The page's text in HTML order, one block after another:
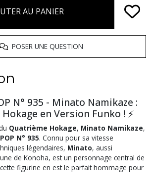
AU PANIER
POSER UNE QUESTION
N° 935 - Minato Namikaze :
en Version Funko ! ⚡
Quatrième Hokage, Minato Namikaze,
N° 935. Connu pour sa vitesse
légendaires, Minato, aussi
de Konoha, est un personnage central de
figurine en est le parfait hommage pour